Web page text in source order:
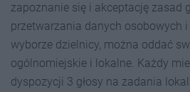
zapoznanie się i akceptację zasad
przetwarzania danych osobowych i
wyborze dzielnicy, można oddać
ogólnomiejskie i lokalne. Każdy
dyspozycji 3 głosy na zadania